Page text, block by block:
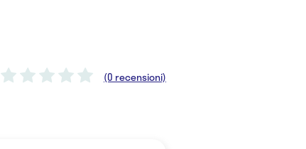
(0 recensioni)